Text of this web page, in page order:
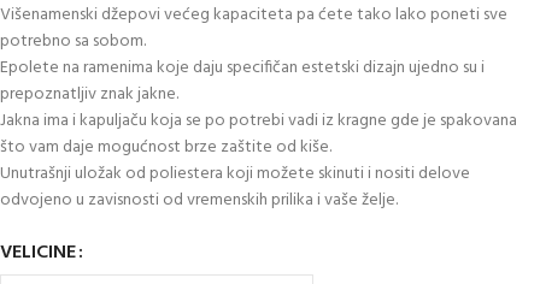
Višenamenski džepovi većeg kapaciteta pa ćete tako lako poneti sve
potrebno sa sobom.
Epolete na ramenima koje daju specifičan estetski dizajn ujedno su i
prepoznatljiv znak jakne.
Jakna ima i kapuljaču koja se po potrebi vadi iz kragne gde je spakovana
što vam daje mogućnost brze zaštite od kiše.
Unutrašnji uložak od poliestera koji možete skinuti i nositi delove
odvojeno u zavisnosti od vremenskih prilika i vaše želje.
VELICINE